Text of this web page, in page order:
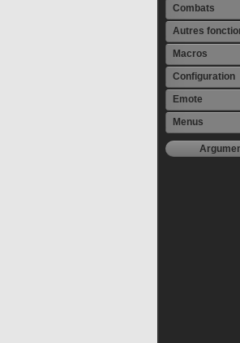
Combats
Autres
Macros
Configuration
Emote
Menus